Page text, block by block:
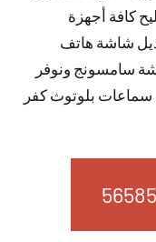
كافة أجهزة
شاشة هاتف
سامسونج ونوفر
بلوتوث كفر